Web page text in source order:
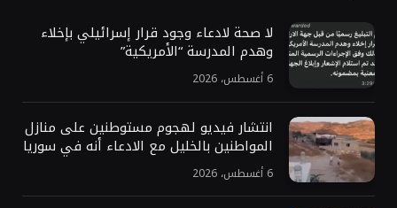
لا صحة لادعاء وجود قرار إسرائيلي بإخلاء
وهدم المدرسة “الأمريكية”
6 أغسطس، 2026
انتشار فيديو لهجوم مستوطنين على منازل
المواطنين بالخليل مع الادعاء أنه في سوريا
6 أغسطس، 2026